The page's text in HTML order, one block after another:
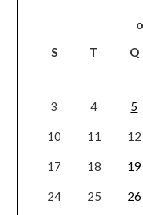
S T Q
3 4 5
10 11 12
17 18 19
24 25 26